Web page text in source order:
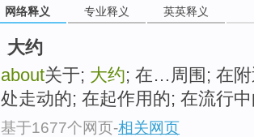
网络释义 专业释义 英英释义
大约
about关于; 大约; 在…周围; 在附
处走动的; 在起作用的; 在流行
基于1677个网页-相关网页